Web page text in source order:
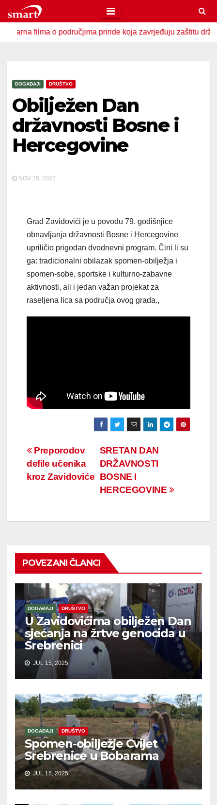
to
contento područjima priride koja zavrjeđuju zaštitu države
DOGAĐAJI DRUŠTVO
Obilježen Dan
državnosti Bosne i
Hercegovine
NOV 25, 2022
Grad Zavidovići je u povodu 79. godišnjice
obnavljanja državnosti Bosne i Hercegovine
upriličio prigodan dvodnevni program. Čini li su
ga: tradicionalni obilazak spomen-obilježja i
spomen-sobe, sportske i kulturno-zabavne
aktivnosti, ali i jedan važan projekat za
raseljena lica sa područja ovog grada.,
Navigacija
članaka
SRETAN DAN
DRŽAVNOSTI
BOSNE I
HERCEGOVINE
Preporodov
defile učenika
kroz Zavidoviće
POVEZANI ČLANCI
DOGAĐAJI DRUŠTVO
U Zavidovićima obilježen Dan
sjećanja na žrtve genocida u
Srebrenici
JUL 15, 2025
DOGAĐAJI DRUŠTVO
Spomen-obilježje Cvijet
Srebrenice u Bobarama
JUL 15, 2025